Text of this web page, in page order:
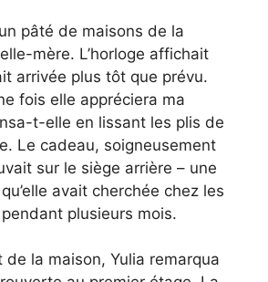
pâté de maisons de la
mère. L’horloge affichait
arrivée plus tôt que prévu.
fois elle appréciera ma
t-elle en lissant les plis de
Le cadeau, soigneusement
sur le siège arrière – une
avait cherchée chez les
plusieurs mois.
de la maison, Yulia remarqua